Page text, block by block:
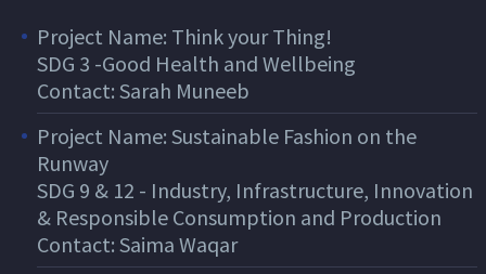
Project Name: Think your Thing!
SDG 3 -Good Health and Wellbeing
Contact: Sarah Muneeb
Project Name: Sustainable Fashion on the
Runway
SDG 9 & 12 - Industry, Infrastructure, Innovation
& Responsible Consumption and Production
Contact: Saima Waqar